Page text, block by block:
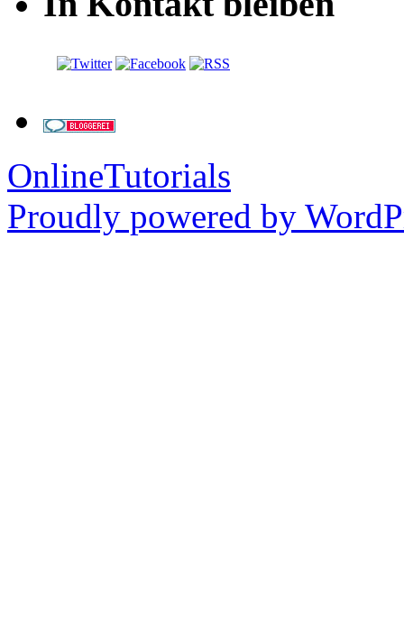
OnlineTutorials
Proudly powered by